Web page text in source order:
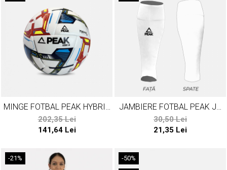
MINGE FOTBAL PEAK HYBRID
3.0 ROSU/ALBASTRU
202,35 Lei
141,64 Lei
JAMBIERE FOTBAL PEAK JR
ALB
30,50 Lei
21,35 Lei
-21% -50%